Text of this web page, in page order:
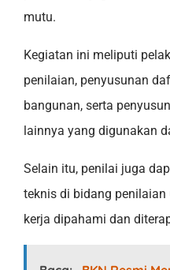
mutu.
Kegiatan ini meliputi
penilaian, penyusunan
bangunan, serta
lainnya yang digunakan
Selain itu, penilai juga
teknis di bidang
kerja dipahami dan